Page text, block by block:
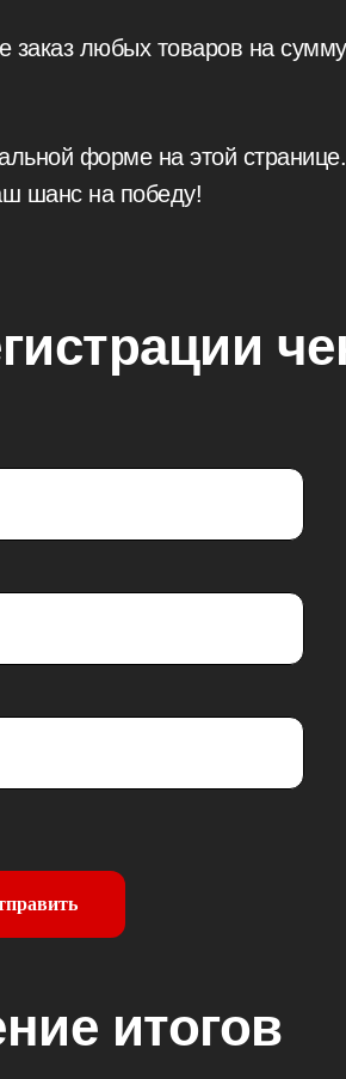
итогов
форме на этой
шанс на победу!
заказ любых товаров на